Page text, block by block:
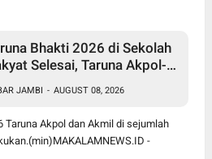
Bhakti 2026 di Sekolah
Selesai, Taruna Akpol-
Hercules A-7305
JAMBI - AUGUST 08, 2026
Taruna Akpol dan Akmil di sejumlah
-